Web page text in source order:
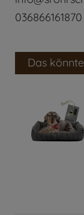
036866161870
Das